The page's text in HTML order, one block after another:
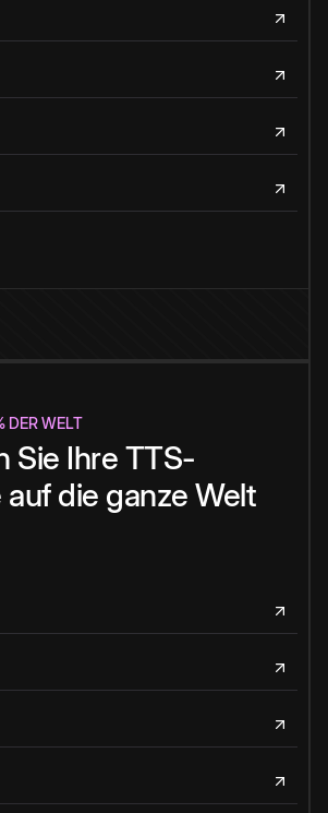
DER WELT
Sie Ihre TTS-
die ganze Welt